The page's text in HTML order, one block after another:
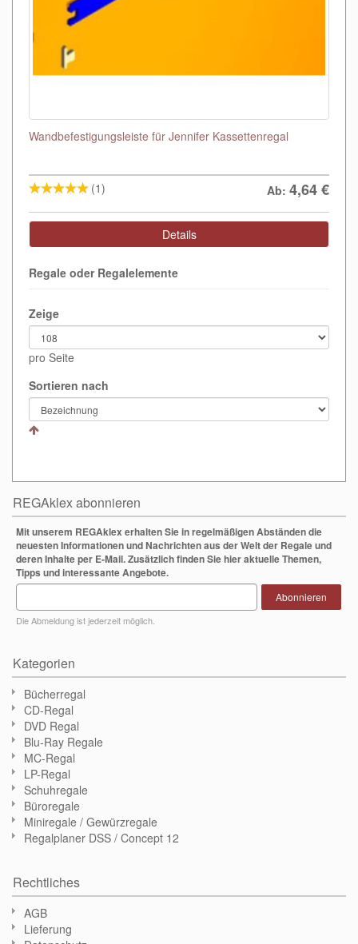
Wandbefestigungsleiste für Jennifer Kassettenregal
(1) Ab: 4,64€
Details
Regale oder Regalelemente
Zeige
pro Seite
Sortieren nach
REGAklex abonnieren
Mit unserem REGAklex erhalten Sie in regelmäßigen Abständen die
neuesten Informationen und Nachrichten aus der Welt der Regale und
deren Inhalte per E-Mail. Zusätzlich finden Sie hier aktuelle Themen,
Tipps und interessante Angebote.
Die Abmeldung ist jederzeit möglich.
Abonnieren
Kategorien
Bücherregal
CD-Regal
DVD Regal
Blu-Ray Regale
MC-Regal
LP-Regal
Schuhregale
Büroregale
Miniregale / Gewürzregale
Regalplaner DSS / Concept 12
Rechtliches
AGB
Lieferung